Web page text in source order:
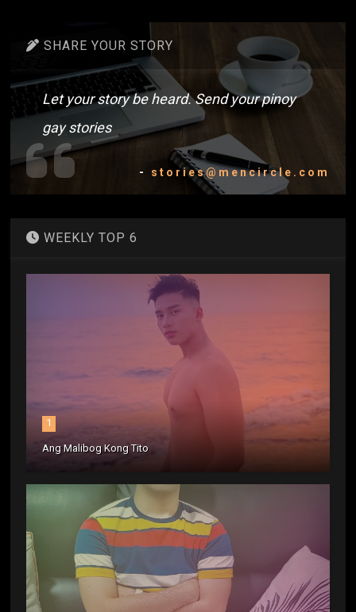
SHARE YOUR STORY
Let your story be heard. Send your pinoy
gay stories
- stories@mencircle.com
WEEKLY TOP 6
1
Ang Malibog Kong Tito